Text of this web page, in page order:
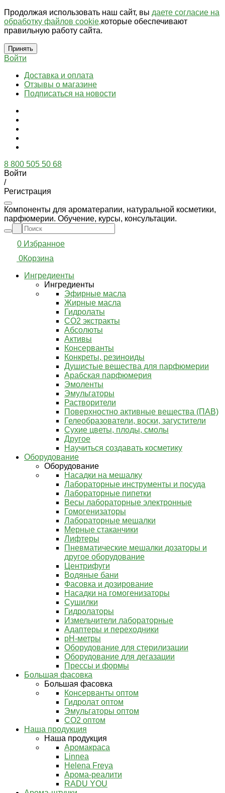
Продолжая использовать наш сайт, вы даете согласие на
обработку файлов cookie,которые обеспечивают
правильную работу сайта.
Принять
Войти
Доставка и оплата
Отзывы о магазине
Подписаться на новости
8 800 505 50 68
Войти
/
Регистрация
Компоненты для ароматерапии, натуральной косметики,
парфюмерии. Обучение, курсы, консультации.
0 Избранное
0Корзина
Ингредиенты
Ингредиенты
Эфирные масла
Жирные масла
Гидролаты
СО2 экстракты
Абсолюты
Активы
Консерванты
Конкреты, резиноиды
Душистые вещества для парфюмерии
Арабская парфюмерия
Эмоленты
Эмульгаторы
Растворители
Поверхностно активные вещества (ПАВ)
Гелеобразователи, воски, загустители
Сухие цветы, плоды, смолы
Другое
Научиться создавать косметику
Оборудование
Оборудование
Насадки на мешалку
Лабораторные инструменты и посуда
Лабораторные пипетки
Весы лабораторные электронные
Гомогенизаторы
Лабораторные мешалки
Мерные стаканчики
Лифтеры
Пневматические мешалки дозаторы и
другое оборудование
Центрифуги
Водяные бани
Фасовка и дозирование
Насадки на гомогенизаторы
Сушилки
Гидролаторы
Измельчители лабораторные
Адаптеры и переходники
pH-метры
Оборудование для стерилизации
Оборудование для дегазации
Прессы и формы
Большая фасовка
Большая фасовка
Консерванты оптом
Гидролат оптом
Эмульгаторы оптом
СО2 оптом
Наша продукция
Наша продукция
Аромакраса
Linnea
Helena Freya
Арома-реалити
RADU YOU